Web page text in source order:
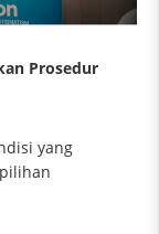
Prosedur
yang